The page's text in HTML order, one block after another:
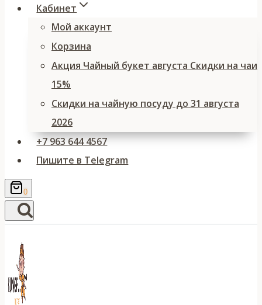
Кабинет
Мой аккаунт
Корзина
Акция Чайный букет августа Скидки на чаи
15%
Скидки на чайную посуду до 31 августа
2026
+7 963 644 4567
Пишите в Telegram
0